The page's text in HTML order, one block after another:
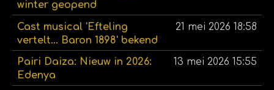
winter geopend
Cast musical 'Efteling
vertelt... Baron 1898' bekend
21 mei 2026 18:58
Pairi Daiza: Nieuw in 2026:
Edenya
13 mei 2026 15:55